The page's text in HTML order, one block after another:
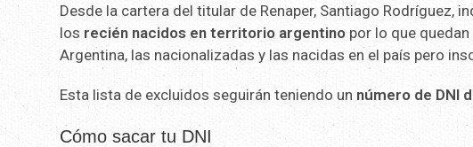
Desde la cartera del titular de Renaper, Santiago Rodríguez,
los recién nacidos en territorio argentino por lo que
Argentina, las nacionalizadas y las nacidas en el país pero
Esta lista de excluidos seguirán teniendo un número de DNI
Cómo sacar tu DNI